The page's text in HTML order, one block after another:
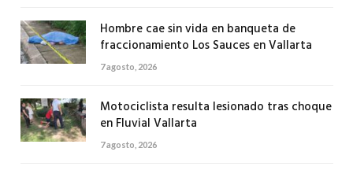
Hombre cae sin vida en banqueta de
fraccionamiento Los Sauces en Vallarta
7 agosto, 2026
Motociclista resulta lesionado tras choque
en Fluvial Vallarta
7 agosto, 2026